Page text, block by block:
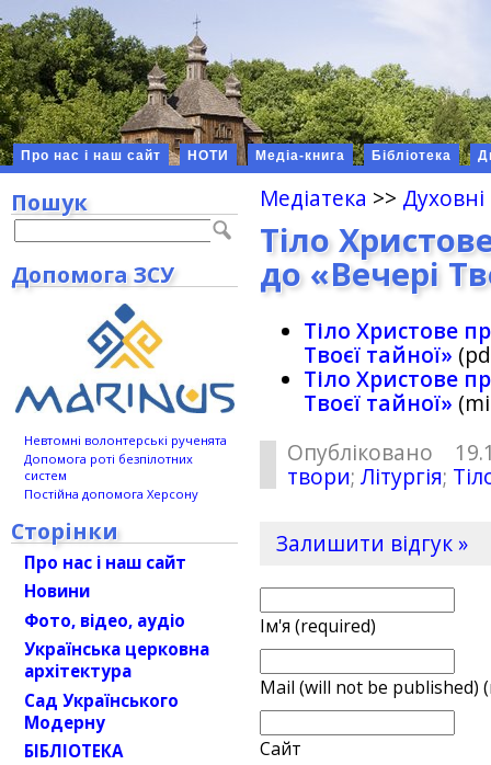
Про нас і наш сайт НОТИ Медіа-книга Бібліотека
Медіатека >>
Тіло
до «Вечері
Тіло Христове
Твоєї тайної»
Тіло Христове
Твоєї тайної»
Опубліковано
твори;Літургія;
Залишити відгук »
Ім'я (required)
Mail (will not be published)
Сайт
Пошук
Допомога ЗСУ
Невтомні волонтерські рученята
Допомога роті безпілотних
систем
Постійна допомога Херсону
Сторінки
Про нас і наш сайт
Новини
Фото, відео, аудіо
Українська церковна
архітектура
Сад Українського
Модерну
БІБЛІОТЕКА